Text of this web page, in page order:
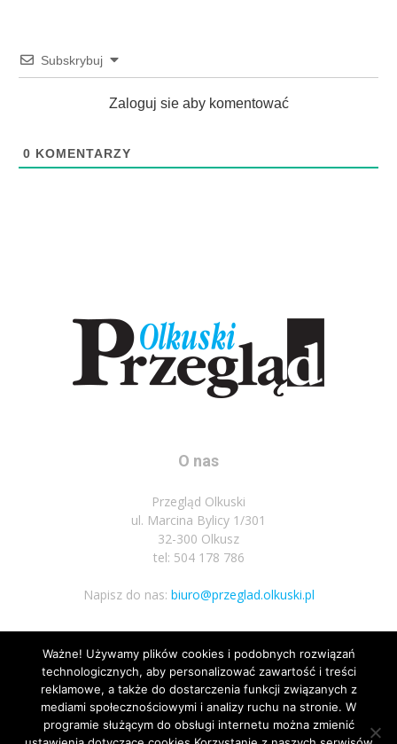
Subskrybuj
Zaloguj sie aby komentować
0 KOMENTARZY
O nas
Przegląd Olkuski
ul. Marcina Bylicy 1/301
32-300 Olkusz
tel: 504 178 786
Napisz do nas: biuro@przeglad.olkuski.pl
Podążaj za nami
Ważne! Używamy plików cookies i podobnych rozwiązań
technologicznych, aby personalizować zawartość i treści
reklamowe, a także do dostarczenia funkcji związanych z
mediami społecznościowymi i analizy ruchu na stronie. W
programie służącym do obsługi internetu można zmienić